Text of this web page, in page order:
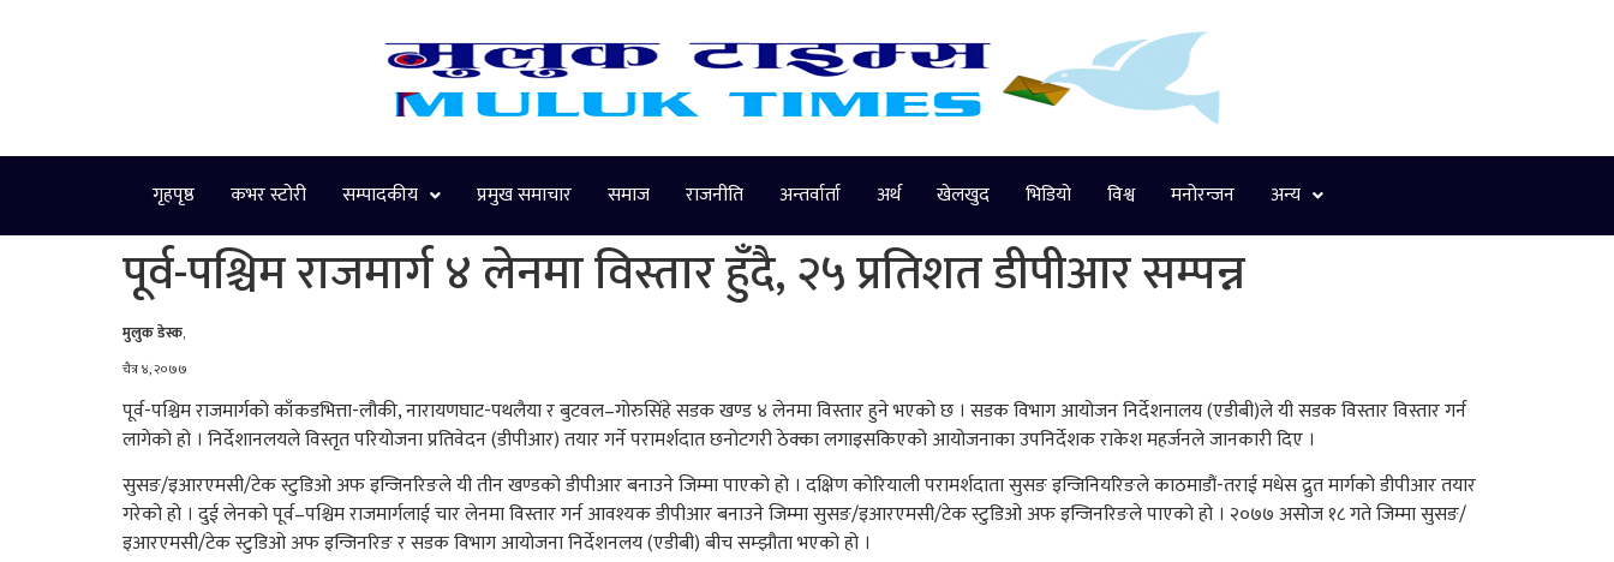
गृहपृष्ठ कभर स्टोरी सम्पादकीय प्रमुख समाचार समाज राजनीति अन्तर्वार्ता अर्थ खेलखुद भिडियो विश्व मनोरन्जन अन्य
पूर्व-पश्चिम राजमार्ग ४ लेनमा विस्तार हुँदै, २५ प्रतिशत डीपीआर सम्पन्न
मुलुक डेस्क,
चैत्र ४, २०७७
पूर्व-पश्चिम राजमार्गको काँकडभित्ता-लौकी, नारायणघाट-पथलैया र बुटवल–गोरुसिंहे सडक खण्ड ४ लेनमा विस्तार हुने भएको छ । सडक विभाग आयोजन निर्देशनालय (एडीबी)ले यी सडक विस्तार विस्तार गर्न
लागेको हो । निर्देशानलयले विस्तृत परियोजना प्रतिवेदन (डीपीआर) तयार गर्ने परामर्शदात छनोटगरी ठेक्का लगाइसकिएको आयोजनाका उपनिर्देशक राकेश महर्जनले जानकारी दिए ।
सुसङ/इआरएमसी/टेक स्टुडिओ अफ इन्जिनरिङले यी तीन खण्डको डीपीआर बनाउने जिम्मा पाएको हो । दक्षिण कोरियाली परामर्शदाता सुसङ इन्जिनियरिङले काठमाडौं-तराई मधेस द्रुत मार्गको डीपीआर तयार
गरेको हो । दुई लेनको पूर्व–पश्चिम राजमार्गलाई चार लेनमा विस्तार गर्न आवश्यक डीपीआर बनाउने जिम्मा सुसङ/इआरएमसी/टेक स्टुडिओ अफ इन्जिनरिङले पाएको हो । २०७७ असोज १८ गते जिम्मा सुसङ/
इआरएमसी/टेक स्टुडिओ अफ इन्जिनरिङ र सडक विभाग आयोजना निर्देशनलय (एडीबी) बीच सम्झौता भएको हो ।